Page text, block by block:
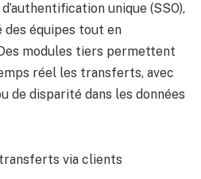
unique (SSO),
équipes tout en
modules tiers permettent
réel les transferts, avec
de disparité dans les données
via clients